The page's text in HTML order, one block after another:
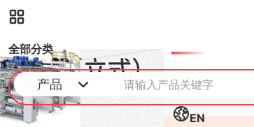
EN
全部分类
产品